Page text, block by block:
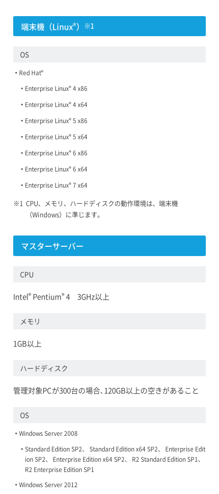
端末機（Linux®） ※1
OS
Red Hat®
Enterprise Linux®4 x86
Enterprise Linux®4 x64
Enterprise Linux®5 x86
Enterprise Linux®5 x64
Enterprise Linux®6 x86
Enterprise Linux®6 x64
Enterprise Linux®7 x64
CPU、メモリ、ハードディスクの動作環境は、端末機
（Windows）に準じます。
マスターサーバー
CPU
Intel®Pentium®4 3GHz以上
メモリ
1GB以上
ハードディスク
管理対象PCが300台の場合､120GB以上の空きがあること
OS
Windows Server 2008
Standard Edition SP2、 Standard Edition x64 SP2、 Enterprise Edit
ion SP2、 Enterprise Edition x64 SP2、 R2 Standard Edition SP1、
R2 Enterprise Edition SP1
Windows Server 2012